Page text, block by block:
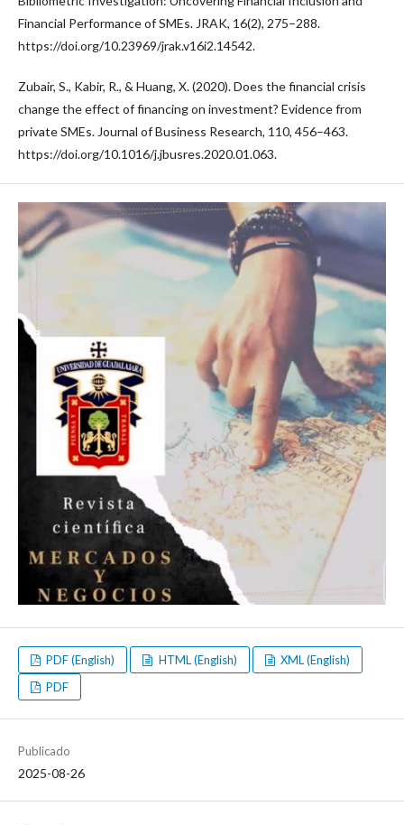
Financial Performance of SMEs. JRAK, 16(2), 275–288.
https://doi.org/10.23969/jrak.v16i2.14542.
Zubair, S., Kabir, R., & Huang, X. (2020). Does the financial crisis
change the effect of financing on investment? Evidence from
private SMEs. Journal of Business Research, 110, 456–463.
https://doi.org/10.1016/j.jbusres.2020.01.063.
PDF (English) HTML (English)
XML (English)
PDF
Publicado
2025-08-26